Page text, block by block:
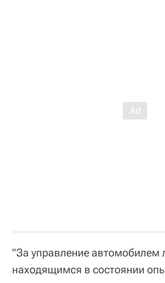
"За управление автомобилем
находящимся в состоянии